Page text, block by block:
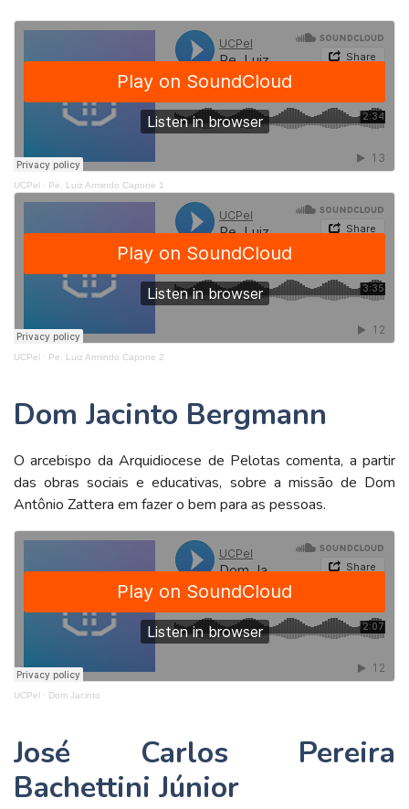
UCPel · Pe. Luiz Armindo Capone 1
UCPel · Pe. Luiz Armindo Capone 2
Dom Jacinto Bergmann
O arcebispo da Arquidiocese de Pelotas comenta, a partir
das obras sociais e educativas, sobre a missão de Dom
Antônio Zattera em fazer o bem para as pessoas.
UCPel · Dom Jacinto
José Carlos Pereira
Bachettini Júnior